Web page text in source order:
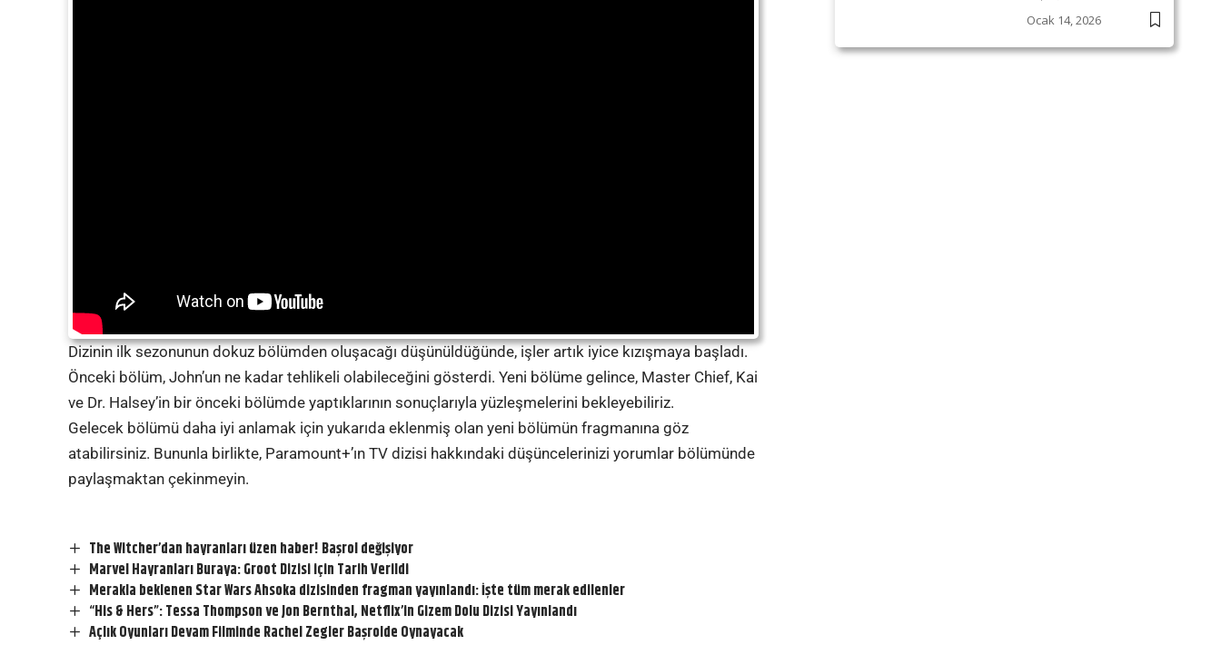
Dizinin ilk sezonunun dokuz bölümden oluşacağı düşünüldüğünde, işler artık iyice kızışmaya başladı.
Önceki bölüm, John’un ne kadar tehlikeli olabileceğini gösterdi. Yeni bölüme gelince, Master Chief, Kai
ve Dr. Halsey’in bir önceki bölümde yaptıklarının sonuçlarıyla yüzleşmelerini bekleyebiliriz.
Gelecek bölümü daha iyi anlamak için yukarıda eklenmiş olan yeni bölümün fragmanına göz
atabilirsiniz. Bununla birlikte, Paramount+’ın TV dizisi hakkındaki düşüncelerinizi yorumlar bölümünde
paylaşmaktan çekinmeyin.
The Witcher’dan hayranları üzen haber! Başrol değişiyor
Marvel Hayranları Buraya: Groot Dizisi için Tarih Verildi
Merakla beklenen Star Wars Ahsoka dizisinden fragman yayınlandı: İşte tüm merak edilenler
“His & Hers”: Tessa Thompson ve Jon Bernthal, Netflix’in Gizem Dolu Dizisi Yayınlandı
Açlık Oyunları Devam Filminde Rachel Zegler Başrolde Oynayacak
Ocak 14, 2026